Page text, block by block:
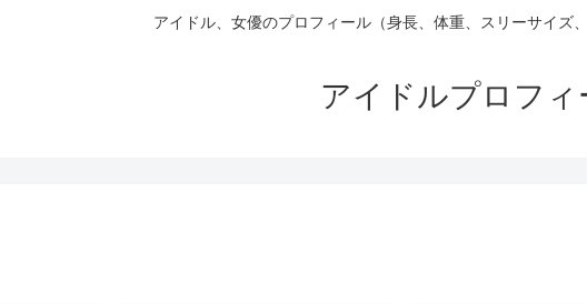
アイドル、女優のプロフィール（身長、体重、スリーサイズ
アイドルプロフィ